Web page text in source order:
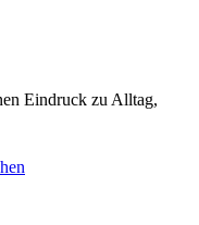
Eindruck zu Alltag,